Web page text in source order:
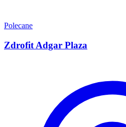
Polecane
Zdrofit Adgar Plaza